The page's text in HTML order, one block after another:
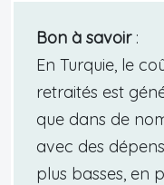
Bon à savoir:
En Turquie, le
retraités est
que dans de
avec des
plus basses, en